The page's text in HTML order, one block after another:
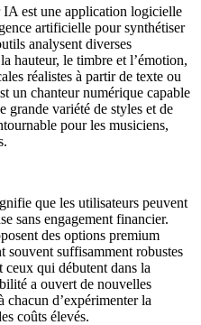
est une application logicielle
artificielle pour synthétiser
analysent diverses
hauteur, le timbre et l’émotion,
réalistes à partir de texte ou
un chanteur numérique capable
grande variété de styles et de
pour les musiciens,
que les utilisateurs peuvent
sans engagement financier.
des options premium
souvent suffisamment robustes
ceux qui débutent dans la
a ouvert de nouvelles
chacun d’expérimenter la
coûts élevés.